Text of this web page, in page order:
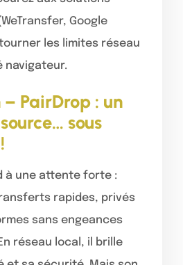
Google
les limites réseau
navigateur.
PairDrop : un
sous
à une attente forte :
rapides, privés
sans engeances
réseau local, il brille